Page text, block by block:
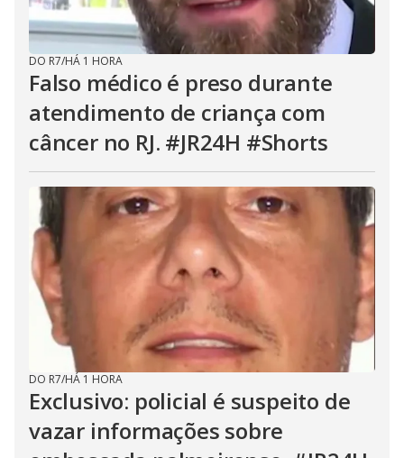
DO R7/HÁ 1 HORA
Falso médico é preso durante
atendimento de criança com
câncer no RJ. #JR24H #Shorts
DO R7/HÁ 1 HORA
Exclusivo: policial é suspeito de
vazar informações sobre